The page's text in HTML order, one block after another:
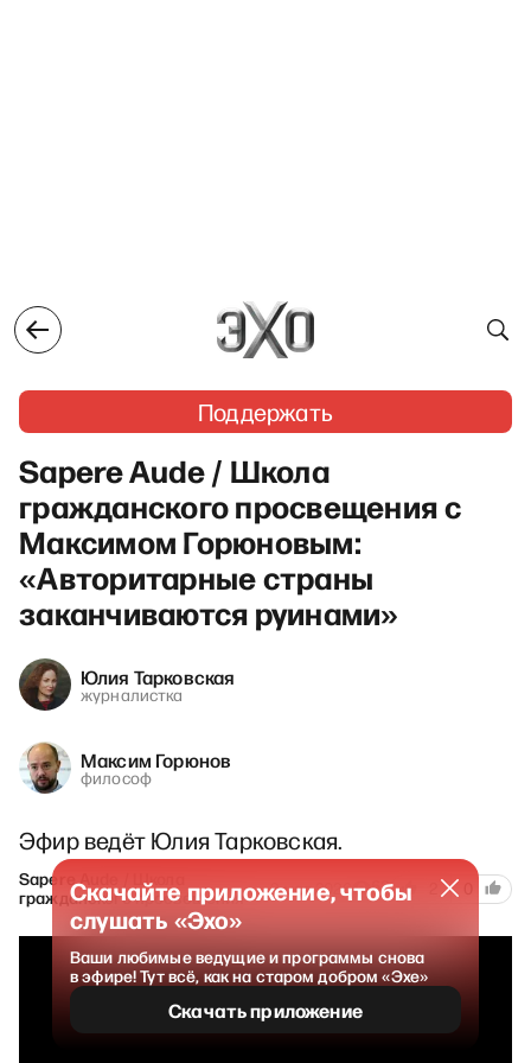
Поддержать
Sapere Aude / Школа
гражданского просвещения с
Максимом Горюновым:
«Авторитарные страны
заканчиваются руинами»
Юлия Тарковская
журналистка
Максим Горюнов
философ
Эфир ведёт Юлия Тарковская.
Sapere Aude / Школа
гражданского просвещения
2 мая 2026 62
Скачайте приложение, чтобы
слушать «Эхо»
Ваши любимые ведущие и программы снова
в эфире! Тут всё, как на старом добром «Эхе»
Скачать приложение